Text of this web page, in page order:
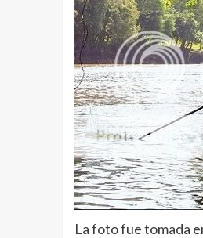
La foto fue tomada